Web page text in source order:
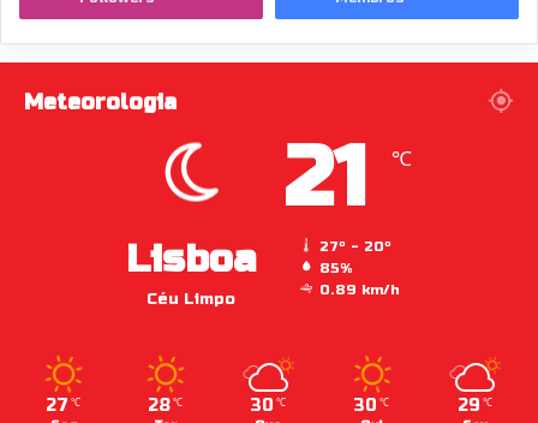
Meteorologia
Lisboa
Céu Limpo
21 ℃
27º - 20º
85%
0.89 km/h
27 ℃ 28 ℃ 30 ℃ 30 ℃ 29 ℃